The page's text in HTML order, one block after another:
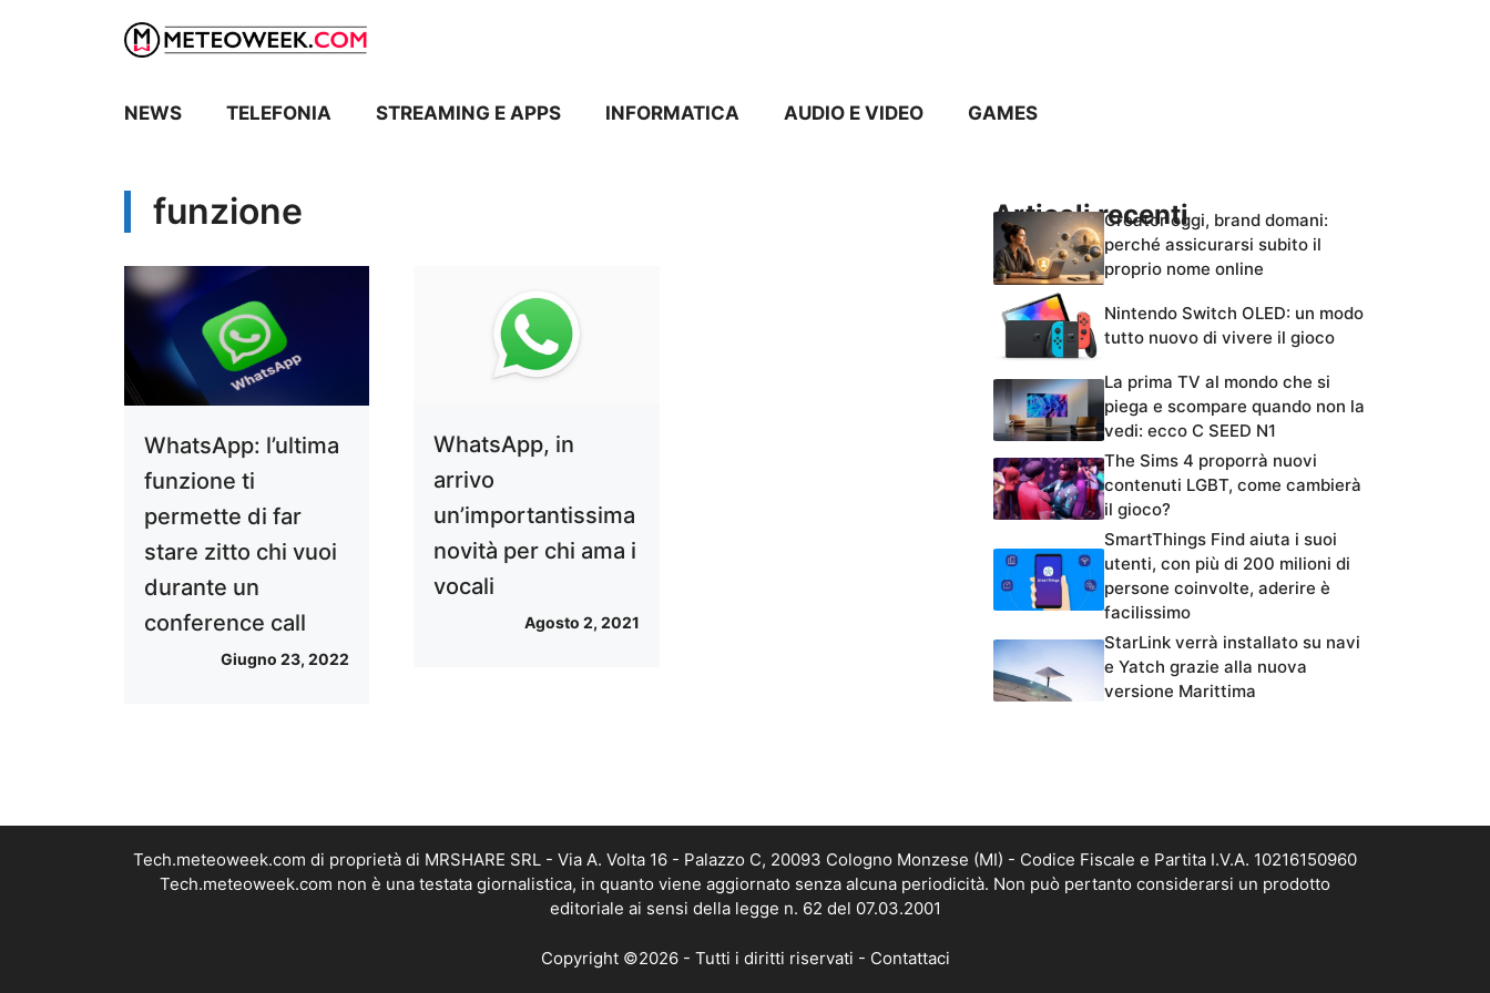
NEWS TELEFONIA STREAMING E APPS INFORMATICA AUDIO E VIDEO GAMES
funzione
WhatsApp: l’ultima
funzione ti
permette di far
stare zitto chi vuoi
durante un
conference call
Giugno 23, 2022
WhatsApp, in
arrivo
un’importantissima
novità per chi ama i
vocali
Agosto 2, 2021
Articoli recentiCreator oggi, brand domani:
perché assicurarsi subito il
proprio nome online
Nintendo Switch OLED: un modo
tutto nuovo di vivere il gioco
La prima TV al mondo che si
piega e scompare quando non la
vedi: ecco C SEED N1
The Sims 4 proporrà nuovi
contenuti LGBT, come cambierà
il gioco?
SmartThings Find aiuta i suoi
utenti, con più di 200 milioni di
persone coinvolte, aderire è
facilissimo
StarLink verrà installato su navi
e Yatch grazie alla nuova
versione Marittima
Tech.meteoweek.com di proprietà di MRSHARE SRL - Via A. Volta 16 - Palazzo C, 20093 Cologno Monzese (MI) - Codice Fiscale e Partita I.V.A. 10216150960
Tech.meteoweek.com non è una testata giornalistica, in quanto viene aggiornato senza alcuna periodicità. Non può pertanto considerarsi un prodotto
editoriale ai sensi della legge n. 62 del 07.03.2001
Copyright ©2026 - Tutti i diritti riservati - Contattaci